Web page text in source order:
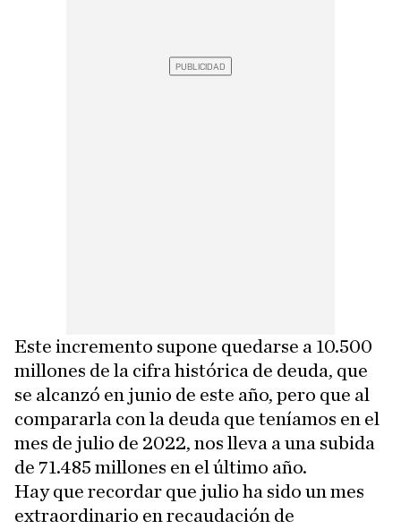
Este incremento supone quedarse a 10.500
millones de la cifra histórica de deuda, que
se alcanzó en junio de este año, pero que al
compararla con la deuda que teníamos en el
mes de julio de 2022, nos lleva a una subida
de 71.485 millones en el último año.
Hay que recordar que julio ha sido un mes
extraordinario en recaudación de